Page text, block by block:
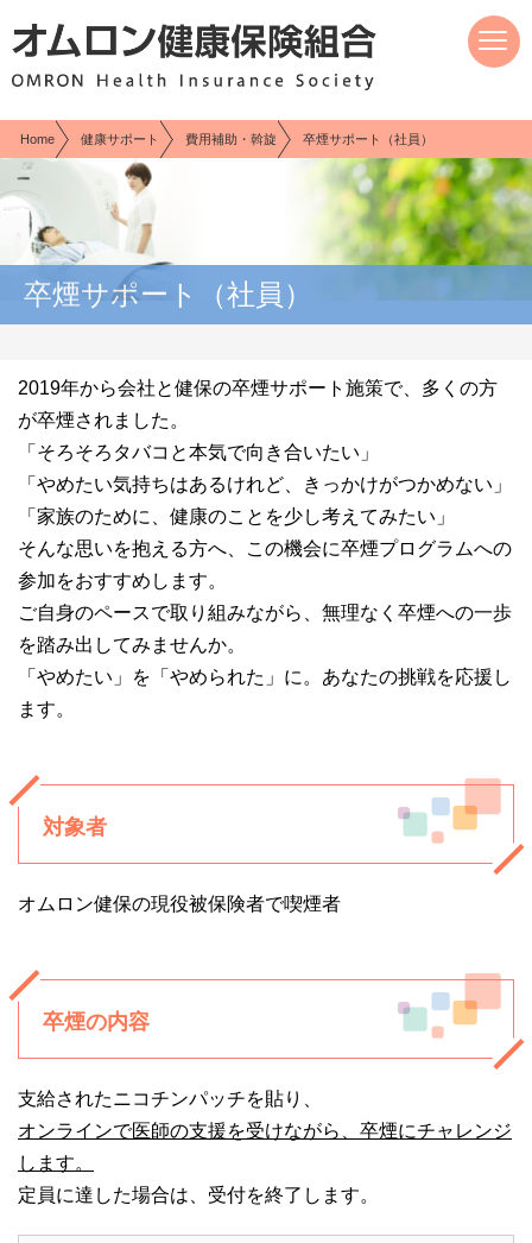
Home 健康サポート 費用補助・斡旋 卒煙サポート（社員）
卒煙サポート（社員）
2019年から会社と健保の卒煙サポート施策で、多くの方
が卒煙されました。
「そろそろタバコと本気で向き合いたい」
「やめたい気持ちはあるけれど、きっかけがつかめない」
「家族のために、健康のことを少し考えてみたい」
そんな思いを抱える方へ、この機会に卒煙プログラムへの
参加をおすすめします。
ご自身のペースで取り組みながら、無理なく卒煙への一歩
を踏み出してみませんか。
「やめたい」を「やめられた」に。あなたの挑戦を応援し
ます。
対象者
オムロン健保の現役被保険者で喫煙者
卒煙の内容
支給されたニコチンパッチを貼り、
オンラインで医師の支援を受けながら、卒煙にチャレンジ
します。
定員に達した場合は、受付を終了します。